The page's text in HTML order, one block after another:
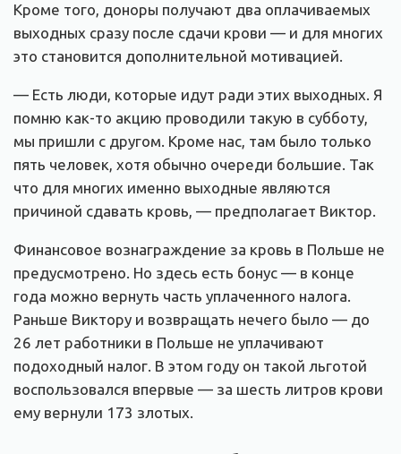
Кроме того, доноры получают два оплачиваемых
выходных сразу после сдачи крови — и для многих
это становится дополнительной мотивацией.
— Есть люди, которые идут ради этих выходных. Я
помню как-то акцию проводили такую в субботу,
мы пришли с другом. Кроме нас, там было только
пять человек, хотя обычно очереди большие. Так
что для многих именно выходные являются
причиной сдавать кровь, — предполагает Виктор.
Финансовое вознаграждение за кровь в Польше не
предусмотрено. Но здесь есть бонус — в конце
года можно вернуть часть уплаченного налога.
Раньше Виктору и возвращать нечего было — до
26 лет работники в Польше не уплачивают
подоходный налог. В этом году он такой льготой
воспользовался впервые — за шесть литров крови
ему вернули 173 злотых.